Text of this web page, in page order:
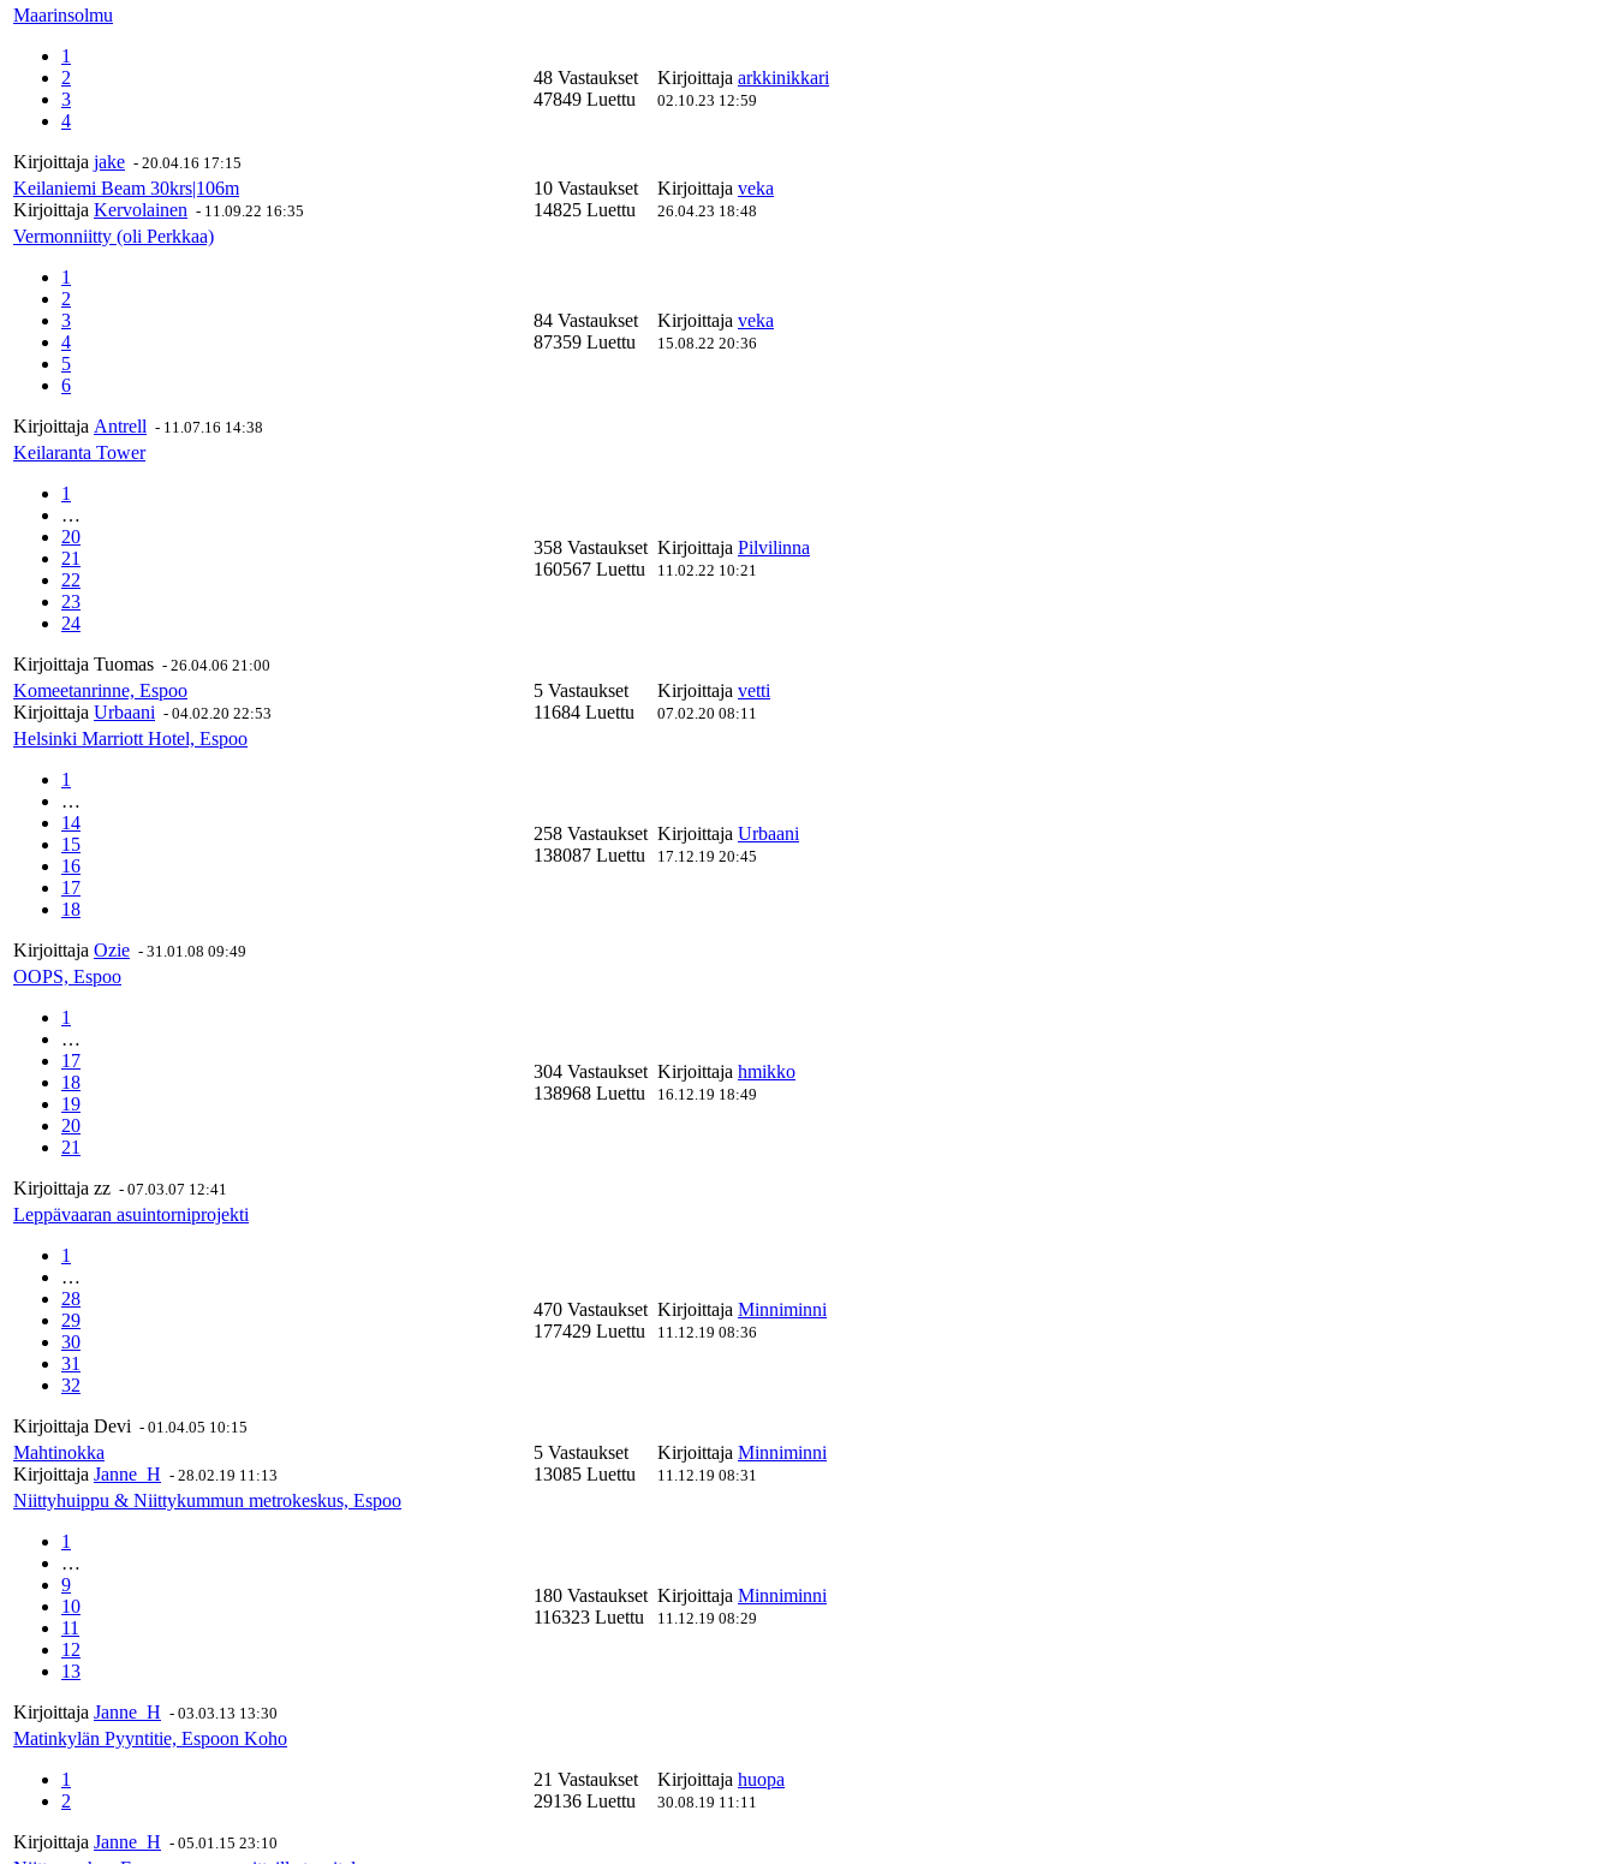
Maarinsolmu
1
2
3
4
Kirjoittaja jake - 20.04.16 17:15
48 Vastaukset
47849 Luettu
Kirjoittaja arkkinikkari
02.10.23 12:59
Keilaniemi Beam 30krs|106m
Kirjoittaja Kervolainen - 11.09.22 16:35
10 Vastaukset
14825 Luettu
Kirjoittaja veka
26.04.23 18:48
Vermonniitty (oli Perkkaa)
1
2
3
4
5
6
Kirjoittaja Antrell - 11.07.16 14:38
84 Vastaukset
87359 Luettu
Kirjoittaja veka
15.08.22 20:36
Keilaranta Tower
1
…
20
21
22
23
24
Kirjoittaja Tuomas - 26.04.06 21:00
358 Vastaukset
160567 Luettu
Kirjoittaja Pilvilinna
11.02.22 10:21
Komeetanrinne, Espoo
Kirjoittaja Urbaani - 04.02.20 22:53
5 Vastaukset
11684 Luettu
Kirjoittaja vetti
07.02.20 08:11
Helsinki Marriott Hotel, Espoo
1
…
14
15
16
17
18
Kirjoittaja Ozie - 31.01.08 09:49
258 Vastaukset
138087 Luettu
Kirjoittaja Urbaani
17.12.19 20:45
OOPS, Espoo
1
…
17
18
19
20
21
Kirjoittaja zz - 07.03.07 12:41
304 Vastaukset
138968 Luettu
Kirjoittaja hmikko
16.12.19 18:49
Leppävaaran asuintorniprojekti
1
…
28
29
30
31
32
Kirjoittaja Devi - 01.04.05 10:15
470 Vastaukset
177429 Luettu
Kirjoittaja Minniminni
11.12.19 08:36
Mahtinokka
Kirjoittaja Janne_H - 28.02.19 11:13
5 Vastaukset
13085 Luettu
Kirjoittaja Minniminni
11.12.19 08:31
Niittyhuippu & Niittykummun metrokeskus, Espoo
1
…
9
10
11
12
13
Kirjoittaja Janne_H - 03.03.13 13:30
180 Vastaukset
116323 Luettu
Kirjoittaja Minniminni
11.12.19 08:29
Matinkylän Pyyntitie, Espoon Koho
1
2
Kirjoittaja Janne_H - 05.01.15 23:10
21 Vastaukset
29136 Luettu
Kirjoittaja huopa
30.08.19 11:11